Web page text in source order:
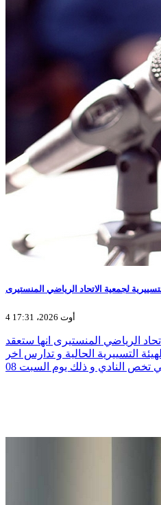
لجمعية الاتحاد الرياضي المنستيرى
4 أوت 2026، 17:31
الرياضي المنستيرى انها ستعقد
التسييرية الحالية و تدارس اخر